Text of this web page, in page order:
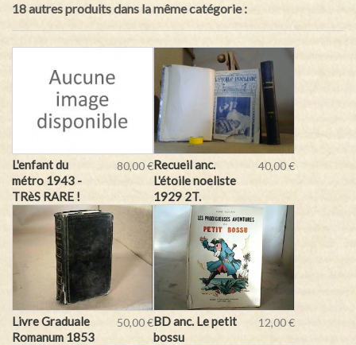
18 autres produits dans la même catégorie :
L'enfant du
métro 1943 -
TRèS RARE !
80,00 €Recueil anc.
L'étoile noeliste
1929 2T.
40,00 €
Livre Graduale
Romanum 1853
50,00 €BD anc. Le petit
bossu
12,00 €